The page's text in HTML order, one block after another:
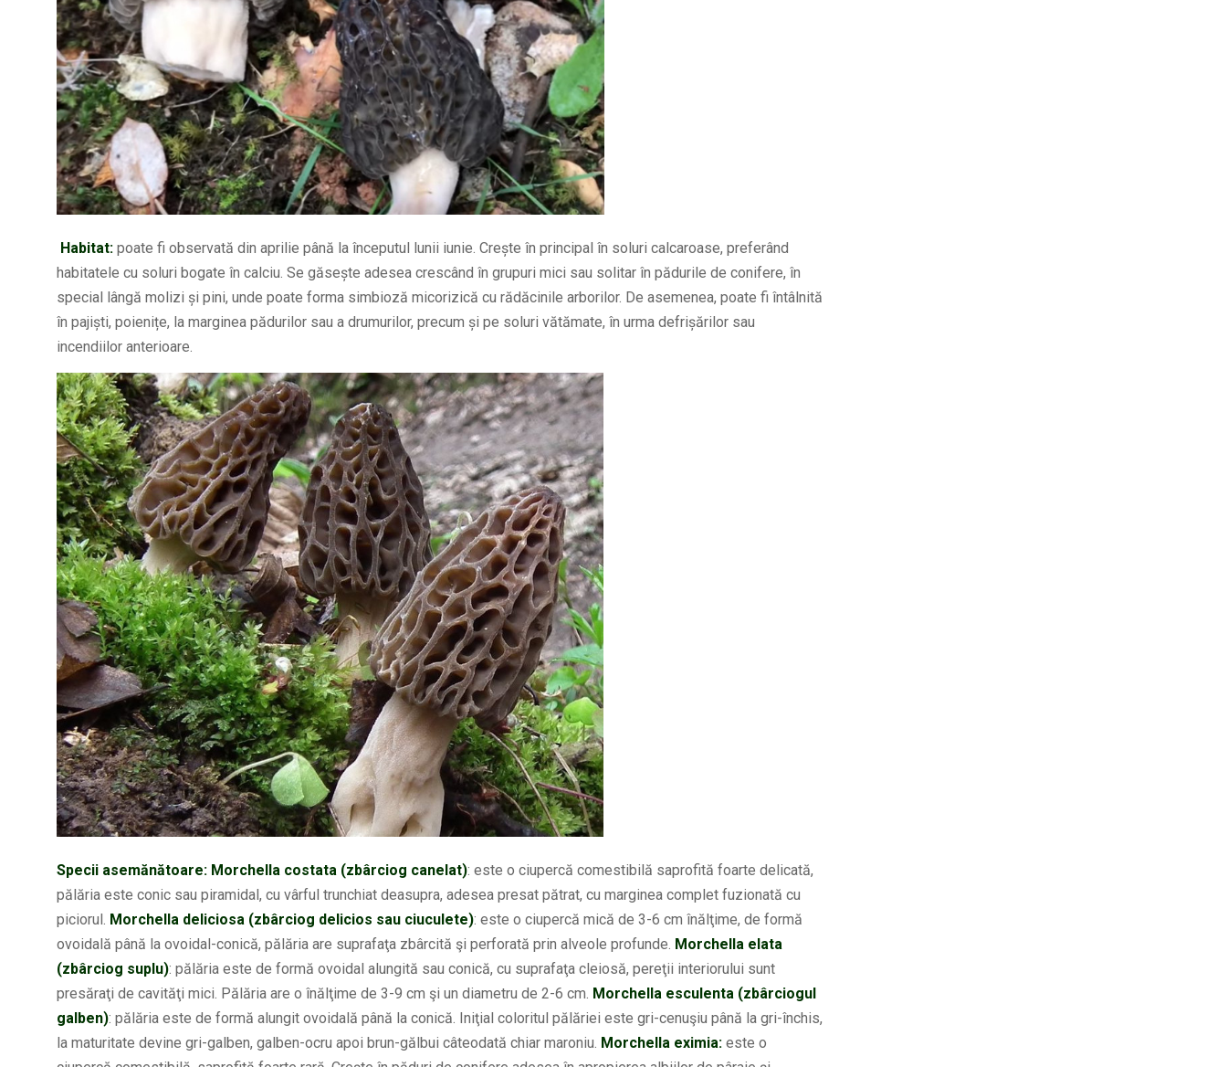
Habitat: poate fi observată din aprilie până la începutul lunii iunie. Crește în principal în soluri calcaroase, preferând
habitatele cu soluri bogate în calciu. Se găsește adesea crescând în grupuri mici sau solitar în pădurile de conifere, în
special lângă molizi și pini, unde poate forma simbioză micorizică cu rădăcinile arborilor. De asemenea, poate fi întâlnită
în pajiști, poienițe, la marginea pădurilor sau a drumurilor, precum și pe soluri vătămate, în urma defrișărilor sau
incendiilor anterioare.
Specii asemănătoare: Morchella costata (zbârciog canelat): este o ciupercă comestibilă saprofită foarte delicată,
pălăria este conic sau piramidal, cu vârful trunchiat deasupra, adesea presat pătrat, cu marginea complet fuzionată cu
piciorul. Morchella deliciosa (zbârciog delicios sau ciuculete): este o ciupercă mică de 3-6 cm înălţime, de formă
ovoidală până la ovoidal-conică, pălăria are suprafaţa zbârcită şi perforată prin alveole profunde. Morchella elata
(zbârciog suplu): pălăria este de formă ovoidal alungită sau conică, cu suprafaţa cleiosă, pereţii interiorului sunt
presăraţi de cavităţi mici. Pălăria are o înălţime de 3-9 cm şi un diametru de 2-6 cm. Morchella esculenta (zbârciogul
galben): pălăria este de formă alungit ovoidală până la conică. Iniţial coloritul pălăriei este gri-cenuşiu până la gri-închis,
la maturitate devine gri-galben, galben-ocru apoi brun-gălbui câteodată chiar maroniu. Morchella eximia: este o